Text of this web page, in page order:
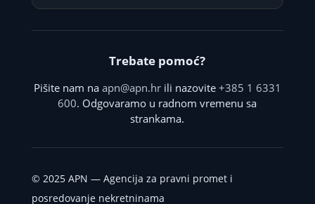
Trebate pomoć?
Pišite nam na apn@apn.hrili nazovite +385 1 6331
600. Odgovaramo u radnom vremenu sa
strankama.
© 2025APN — Agencija za pravni promet i
posredovanje nekretninama